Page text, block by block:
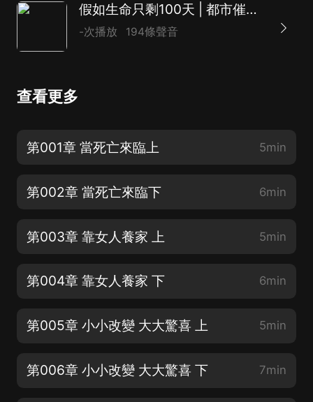
假如生命只剩100天 | 都市催淚 |現代言情 |AI多播
-次播放 194條聲音
查看更多
第001章 當死亡來臨上 5min
第002章 當死亡來臨下 6min
第003章 靠女人養家 上 5min
第004章 靠女人養家 下 6min
第005章 小小改變 大大驚喜 上 5min
第006章 小小改變 大大驚喜 下 7min